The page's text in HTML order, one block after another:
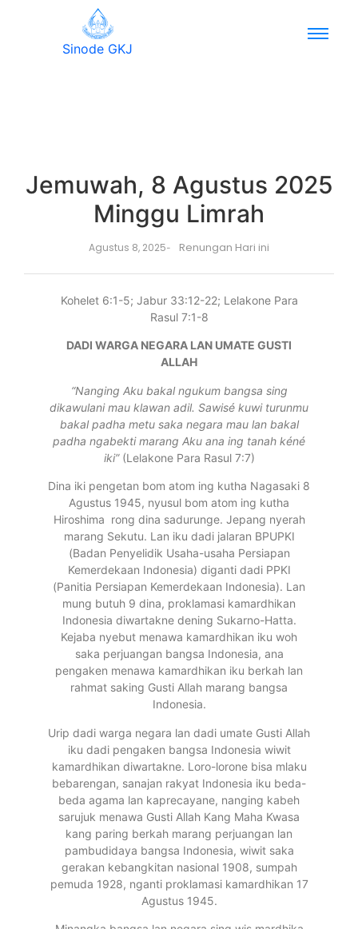
Sinode GKJ
Jemuwah, 8 Agustus 2025
Minggu Limrah
Agustus 8, 2025- Renungan Hari ini
Kohelet 6:1-5; Jabur 33:12-22; Lelakone Para
Rasul 7:1-8
DADI WARGA NEGARA LAN UMATE GUSTI
ALLAH
“Nanging Aku bakal ngukum bangsa sing
dikawulani mau klawan adil. Sawisé kuwi turunmu
bakal padha metu saka negara mau lan bakal
padha ngabekti marang Aku ana ing tanah kéné
iki” (Lelakone Para Rasul 7:7)
Dina iki pengetan bom atom ing kutha Nagasaki 8
Agustus 1945, nyusul bom atom ing kutha
Hiroshima rong dina sadurunge. Jepang nyerah
marang Sekutu. Lan iku dadi jalaran BPUPKI
(Badan Penyelidik Usaha-usaha Persiapan
Kemerdekaan Indonesia) diganti dadi PPKI
(Panitia Persiapan Kemerdekaan Indonesia). Lan
mung butuh 9 dina, proklamasi kamardhikan
Indonesia diwartakne dening Sukarno-Hatta.
Kejaba nyebut menawa kamardhikan iku woh
saka perjuangan bangsa Indonesia, ana
pengaken menawa kamardhikan iku berkah lan
rahmat saking Gusti Allah marang bangsa
Indonesia.
Urip dadi warga negara lan dadi umate Gusti Allah
iku dadi pengaken bangsa Indonesia wiwit
kamardhikan diwartakne. Loro-lorone bisa mlaku
bebarengan, sanajan rakyat Indonesia iku beda-
beda agama lan kaprecayane, nanging kabeh
sarujuk menawa Gusti Allah Kang Maha Kwasa
kang paring berkah marang perjuangan lan
pambudidaya bangsa Indonesia, wiwit saka
gerakan kebangkitan nasional 1908, sumpah
pemuda 1928, nganti proklamasi kamardhikan 17
Agustus 1945.